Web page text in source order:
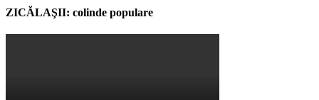
ZICĂLAŞII: colinde populare